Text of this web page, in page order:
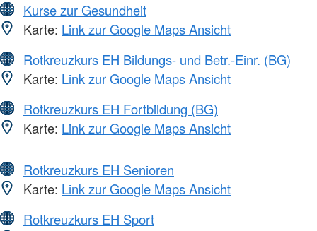
Kurse zur Gesundheit
Karte: Link zur Google Maps Ansicht
Rotkreuzkurs EH Bildungs- und Betr.-Einr. (BG)
Karte: Link zur Google Maps Ansicht
Rotkreuzkurs EH Fortbildung (BG)
Karte: Link zur Google Maps Ansicht
Rotkreuzkurs EH Senioren
Karte: Link zur Google Maps Ansicht
Rotkreuzkurs EH Sport